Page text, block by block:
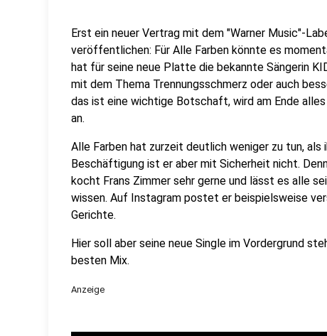
Erst ein neuer Vertrag mit dem "Warner Music"-
veröffentlichen: Für Alle Farben könnte es
hat für seine neue Platte die bekannte Sängerin
mit dem Thema Trennungsschmerz oder auch
das ist eine wichtige Botschaft, wird am Ende
an.
Alle Farben hat zurzeit deutlich weniger zu tun, als
Beschäftigung ist er aber mit Sicherheit nicht.
kocht Frans Zimmer sehr gerne und lässt es alle
wissen. Auf Instagram postet er beispielsweise
Gerichte.
Hier soll aber seine neue Single im Vordergrund
besten Mix.
Anzeige